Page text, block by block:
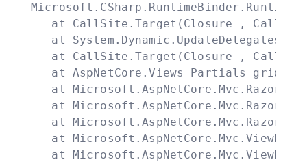
at CallSite.Target(Closure ,
at
at CallSite.Target(Closure ,
at
at
at
at
at
at